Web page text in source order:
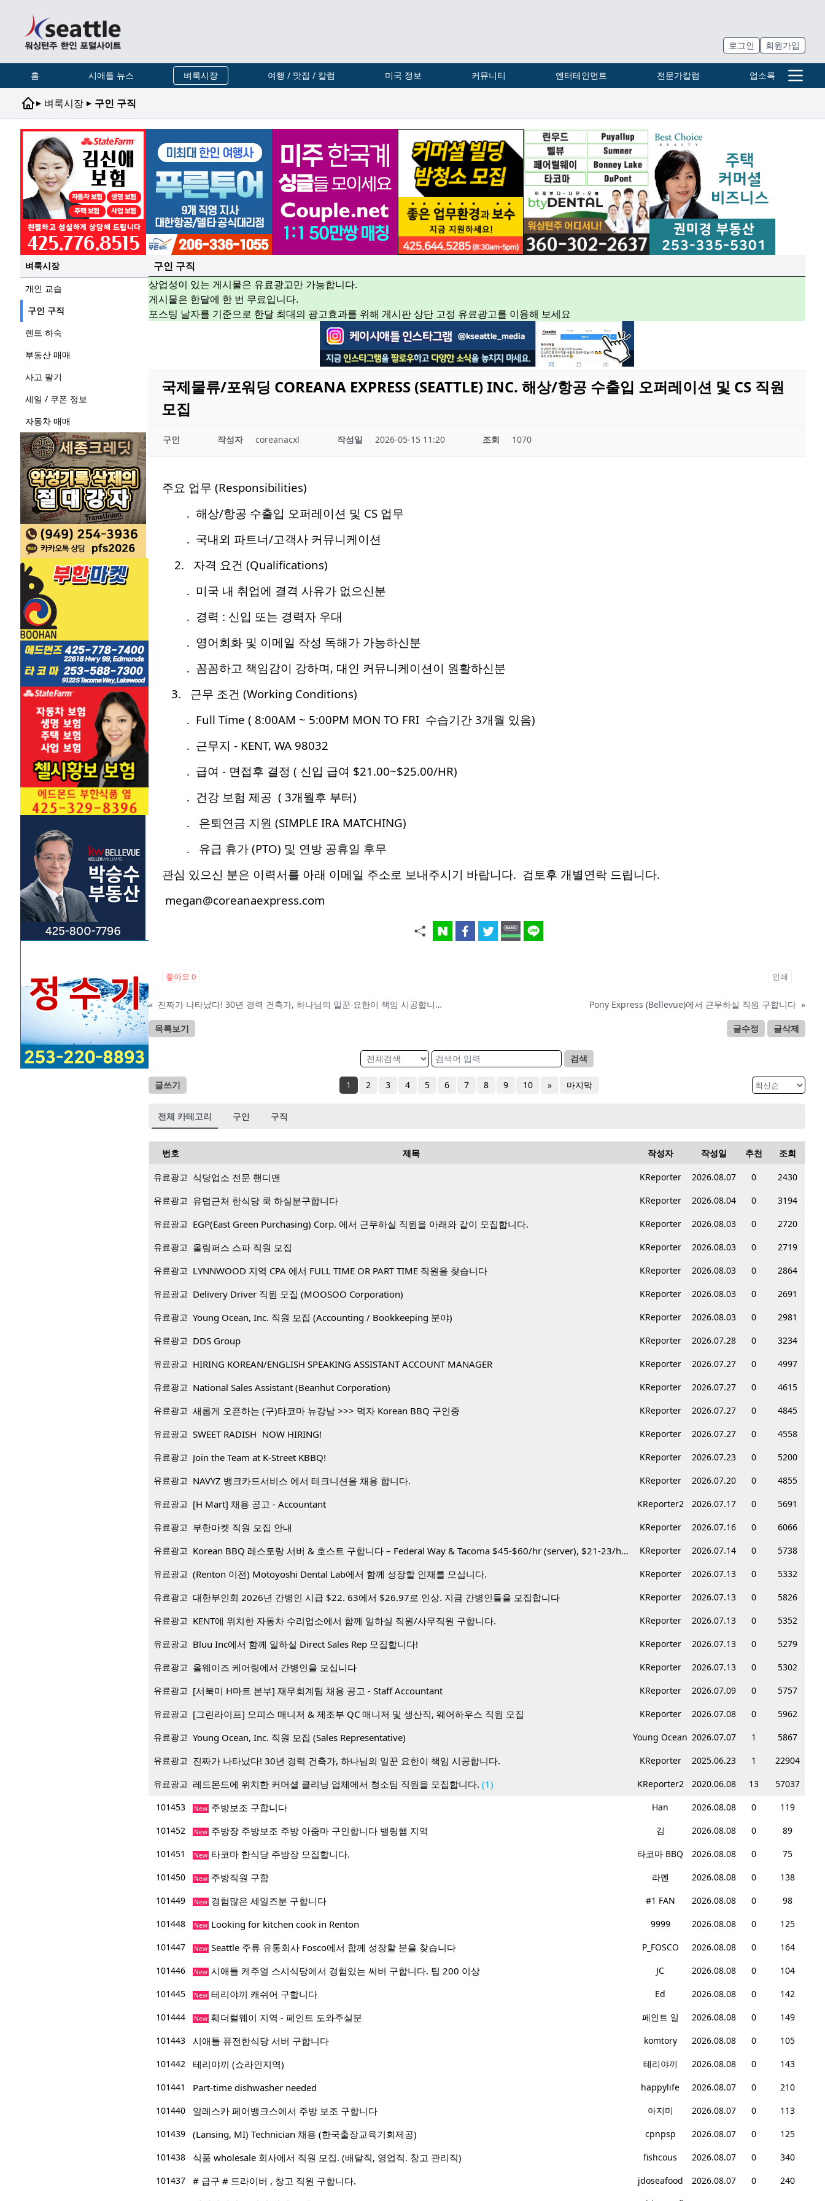
로그인 회원가입
홈 시애틀 뉴스 벼룩시장 여행 / 맛집 / 칼럼 미국 정보 커뮤니티 엔터테인먼트 전문가칼럼 업소록
▸ 벼룩시장 ▸ 구인 구직
벼룩시장
개인 교습
구인 구직
렌트 하숙
부동산 매매
사고 팔기
세일 / 쿠폰 정보
자동차 매매
구인 구직
상업성이 있는 게시물은 유료광고만 가능합니다.
게시물은 한달에 한 번 무료입니다.
포스팅 날자를 기준으로 한달 최대의 광고효과를 위해 게시판 상단 고정 유료광고를 이용해 보세요
국제물류/포워딩 COREANA EXPRESS (SEATTLE) INC. 해상/항공 수출입 오퍼레이션 및 CS 직원
모집
구인 작성자 coreanacxl 작성일 2026-05-15 11:20 조회 1070
주요 업무 (Responsibilities)
. 해상/항공 수출입 오퍼레이션 및 CS 업무
. 국내외 파트너/고객사 커뮤니케이션
2. 자격 요건 (Qualifications)
. 미국 내 취업에 결격 사유가 없으신분
. 경력 : 신입 또는 경력자 우대
. 영어회화 및 이메일 작성 독해가 가능하신분
. 꼼꼼하고 책임감이 강하며, 대인 커뮤니케이션이 원활하신분
3. 근무 조건 (Working Conditions)
. Full Time ( 8:00AM ~ 5:00PM MON TO FRI 수습기간 3개월 있음)
. 근무지 - KENT, WA 98032
. 급여 - 면접후 결정 ( 신입 급여 $21.00~$25.00/HR)
. 건강 보험 제공 ( 3개월후 부터)
. 은퇴연금 지원 (SIMPLE IRA MATCHING)
. 유급 휴가 (PTO) 및 연방 공휴일 후무
관심 있으신 분은 이력서를 아래 이메일 주소로 보내주시기 바랍니다. 검토후 개별연락 드립니다.
megan@coreanaexpress.com
좋아요 0 인쇄
« 진짜가 나타났다! 30년 경력 건축가, 하나님의 일꾼 요한이 책임 시공합니다. Pony Express (Bellevue)에서 근무하실 직원 구합니다 »
목록보기 글수정 글삭제
검색
글쓰기 1 2 3 4 5 6 7 8 9 10 » 마지막
전체 카테고리 구인 구직
번호 제목 작성자 작성일 추천 조회
유료광고 식당업소 전문 핸디맨 KReporter 2026.08.07 0
2430
유료광고 유덥근처 한식당 쿡 하실분구합니다 KReporter 2026.08.04 0
3194
유료광고 EGP(East Green Purchasing) Corp. 에서 근무하실 직원을 아래와 같이 모집합니다. KReporter 2026.08.03 0
2720
유료광고 올림퍼스 스파 직원 모집 KReporter 2026.08.03 0
2719
유료광고 LYNNWOOD 지역 CPA 에서 FULL TIME OR PART TIME 직원을 찾습니다 KReporter 2026.08.03 0
2864
유료광고 Delivery Driver 직원 모집 (MOOSOO Corporation) KReporter 2026.08.03 0
2691
유료광고 Young Ocean, Inc. 직원 모집 (Accounting / Bookkeeping 분야) KReporter 2026.08.03 0
2981
유료광고 DDS Group KReporter 2026.07.28 0
3234
유료광고 HIRING KOREAN/ENGLISH SPEAKING ASSISTANT ACCOUNT MANAGER KReporter 2026.07.27 0
4997
유료광고 National Sales Assistant (Beanhut Corporation) KReporter 2026.07.27 0
4615
유료광고 새롭게 오픈하는 (구)타코마 뉴강남 >>> 먹자 Korean BBQ 구인중 KReporter 2026.07.27 0
4845
유료광고 SWEET RADISH NOW HIRING! KReporter 2026.07.27 0
4558
유료광고 Join the Team at K-Street KBBQ! KReporter 2026.07.23 0
5200
유료광고 NAVYZ 뱅크카드서비스 에서 테크니션을 채용 합니다. KReporter 2026.07.20 0
4855
유료광고 [H Mart] 채용 공고 - Accountant KReporter2 2026.07.17 0
5691
유료광고 부한마켓 직원 모집 안내 KReporter 2026.07.16 0
6066
유료광고
Korean BBQ 레스토랑 서버 & 호스트 구합니다 – Federal Way & Tacoma $45-$60/hr (server), $21-23/hr (Host) KReporter 2026.07.14 0
5738
유료광고 (Renton 이전) Motoyoshi Dental Lab에서 함께 성장할 인재를 모십니다. KReporter 2026.07.13 0
5332
유료광고 대한부인회 2026년 간병인 시급 $22. 63에서 $26.97로 인상. 지금 간병인들을 모집합니다 KReporter 2026.07.13 0
5826
유료광고 KENT에 위치한 자동차 수리업소에서 함께 일하실 직원/사무직원 구합니다. KReporter 2026.07.13 0
5352
유료광고 Bluu Inc에서 함께 일하실 Direct Sales Rep 모집합니다! KReporter 2026.07.13 0
5279
유료광고 올웨이즈 케어링에서 간병인을 모십니다 KReporter 2026.07.13 0
5302
유료광고 [서북미 H마트 본부] 재무회계팀 채용 공고 - Staff Accountant KReporter 2026.07.09 0
5757
유료광고 [그린라이프] 오피스 매니저 & 제조부 QC 매니저 및 생산직, 웨어하우스 직원 모집 KReporter 2026.07.08 0
5962
유료광고 Young Ocean, Inc. 직원 모집 (Sales Representative) Young Ocean 2026.07.07 1
5867
유료광고 진짜가 나타났다! 30년 경력 건축가, 하나님의 일꾼 요한이 책임 시공합니다. KReporter 2025.06.23 1
22904
유료광고 레드몬드에 위치한 커머셜 클리닝 업체에서 청소팀 직원을 모집합니다. (1) KReporter2 2020.06.08 13
57037
101453
New 주방보조 구합니다 Han 2026.08.08 0
119
101452
New 주방장 주방보조 주방 아줌마 구인합니다 밸링햄 지역 김 2026.08.08 0
89
101451
New 타코마 한식당 주방장 모집합니다. 타코마 BBQ 2026.08.08 0
75
101450
New 주방직원 구함 라멘 2026.08.08 0
138
101449
New 경험많은 세일즈분 구합니다 #1 FAN 2026.08.08 0
98
101448
New Looking for kitchen cook in Renton 9999 2026.08.08 0
125
101447
New Seattle 주류 유통회사 Fosco에서 함께 성장할 분을 찾습니다 P_FOSCO 2026.08.08 0
164
101446
New 시애틀 케주얼 스시식당에서 경험있는 써버 구합니다. 팁 200 이상 JC 2026.08.08 0
104
101445
New 테리야끼 캐쉬어 구합니다 Ed 2026.08.08 0
142
101444
New 훼더럴웨이 지역 - 페인트 도와주실분 페인트 일 2026.08.08 0
149
101443
시애틀 퓨전한식당 서버 구합니다 komtory 2026.08.08 0
105
101442
테리야끼 (쇼라인지역) 테리야끼 2026.08.08 0
143
101441
Part-time dishwasher needed happylife 2026.08.07 0
210
101440
알레스카 페어뱅크스에서 주방 보조 구합니다 아지미 2026.08.07 0
113
101439
(Lansing, MI) Technician 채용 (한국출장교육기회제공) cpnpsp 2026.08.07 0
125
101438
식품 wholesale 회사에서 직원 모집. (배달직, 영업직. 창고 관리직) fishcous 2026.08.07 0
340
101437
# 급구 # 드라이버 , 창고 직원 구합니다. jdoseafood 2026.08.07 0
240